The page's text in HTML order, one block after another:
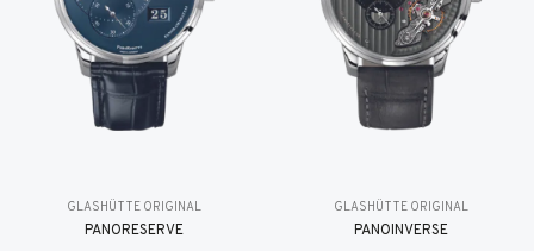
GLASHÜTTE ORIGINAL
PANORESERVE
GLASHÜTTE ORIGINAL
PANOINVERSE